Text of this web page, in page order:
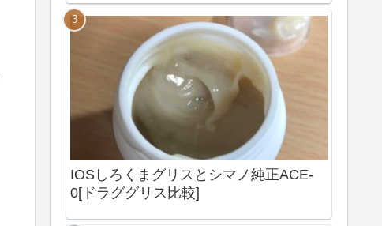
IOSしろくまグリスとシマノ純正ACE-
0[ドラググリス比較]